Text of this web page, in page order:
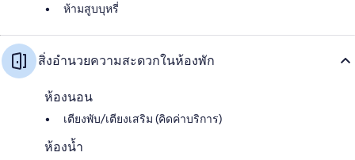
ห้ามสูบบุหรี่
สิ่งอำนวยความสะดวกในห้องพัก
ห้องนอน
เตียงพับ/เตียงเสริม (คิดค่าบริการ)
ห้องน้ำ